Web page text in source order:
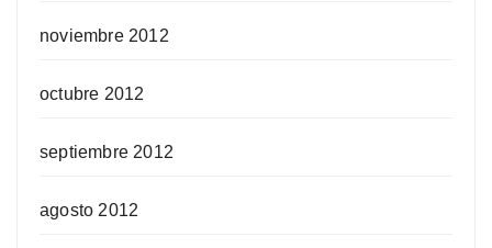
noviembre 2012
octubre 2012
septiembre 2012
agosto 2012